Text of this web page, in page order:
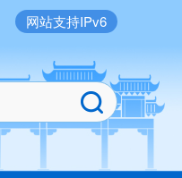
网站支持IPv6